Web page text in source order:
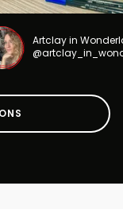
Artclay in